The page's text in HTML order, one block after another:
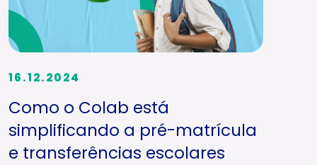
16.12.2024
Como o Colab está
simplificando a pré-matrícula
e transferências escolares